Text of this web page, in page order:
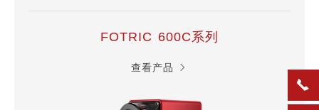
FOTRIC 600C系列
查看产品